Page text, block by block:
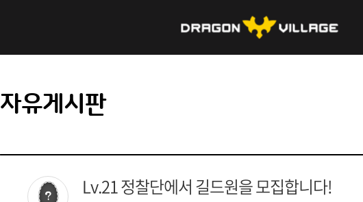
자유게시판
Lv.21 정찰단에서 길드원을 모집합니다!